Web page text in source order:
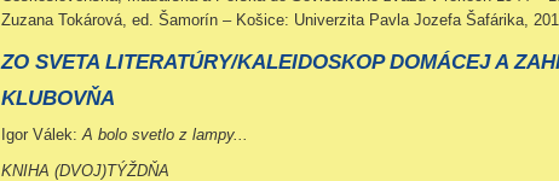
Zuzana Tokárová, ed. Šamorín – Košice: Univerzita Pavla Jozefa Šafárika,
ZO SVETA LITERATÚRY/KALEIDOSKOP DOMÁCEJ A
KLUBOVŇA
Igor Válek:A bolo svetlo z lampy...
KNIHA (DVOJ)TÝŽDŇA